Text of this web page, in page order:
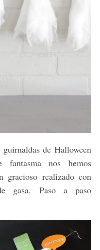
de Halloween
nos hemos
gracioso realizado con
gasa. Paso a paso